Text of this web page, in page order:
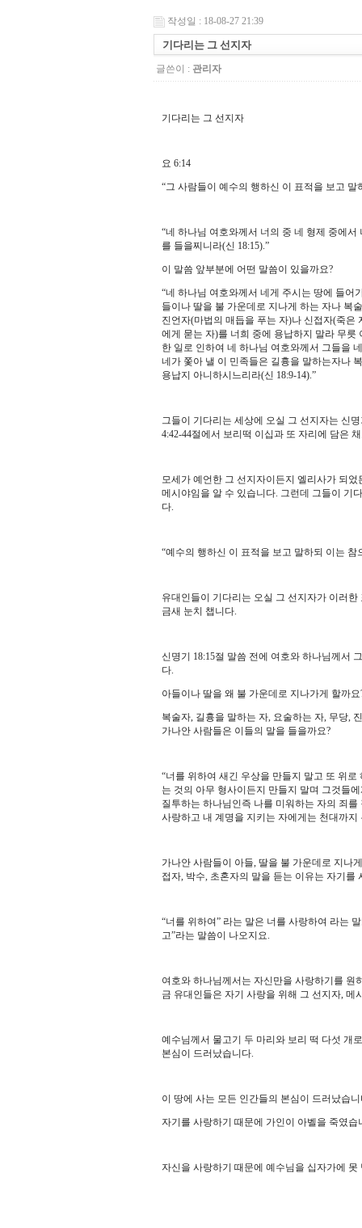
작성일 : 18-08-27 21:39
기다리는 그 선지자
글쓴이 : 관리자
기다리는 그 선지자
요 6:14
“그 사람들이 예수의 행하신 이 표적을 보고
“네 하나님 여호와께서 너의 중 네 형제 중에
를 들을찌니라(신 18:15).”
이 말씀 앞부분에 어떤 말씀이 있을까요?
“네 하나님 여호와께서 네게 주시는 땅에 들어
들이나 딸을 불 가운데로 지나게 하는 자나 복
진언자(마법의 매듭을 푸는 자)나 신접자(죽은
에게 묻는 자)를 너희 중에 용납하지 말라 무릇
한 일로 인하여 네 하나님 여호와께서 그들을
네가 쫓아 낼 이 민족들은 길흉을 말하는자나
용납지 아니하시느리라(신 18:9-14).”
그들이 기다리는 세상에 오실 그 선지자는 신
4:42-44절에서 보리떡 이십과 또 자리에 담은
모세가 예언한 그 선지자이든지 엘리사가 되
메시야임을 알 수 있습니다. 그런데 그들이 기
다.
“예수의 행하신 이 표적을 보고 말하되 이는
유대인들이 기다리는 오실 그 선지자가 이러한
금새 눈치 챕니다.
신명기 18:15절 말씀 전에 여호와 하나님께서
다.
아들이나 딸을 왜 불 가운데로 지나가게 할까요
복술자, 길흉을 말하는 자, 요술하는 자, 무당,
가나안 사람들은 이들의 말을 들을까요?
“너를 위하여 새긴 우상을 만들지 말고 또 위
는 것의 아무 형사이든지 만들지 말며 그것들
질투하는 하나님인즉 나를 미워하는 자의 죄
사랑하고 내 계명을 지키는 자에게는 천대까지
가나안 사람들이 아들, 딸을 불 가운데로 지나
접자, 박수, 초혼자의 말을 듣는 이유는 자기를
“너를 위하여” 라는 말은 너를 사랑하여 라는
고”라는 말씀이 나오지요.
여호와 하나님께서는 자신만을 사랑하기를
금 유대인들은 자기 사랑을 위해 그 선지자, 메
예수님께서 물고기 두 마리와 보리 떡 다섯 개
본심이 드러났습니다.
이 땅에 사는 모든 인간들의 본심이 드러났습
자기를 사랑하기 때문에 가인이 아벨을 죽였습
자신을 사랑하기 때문에 예수님을 십자가에 못